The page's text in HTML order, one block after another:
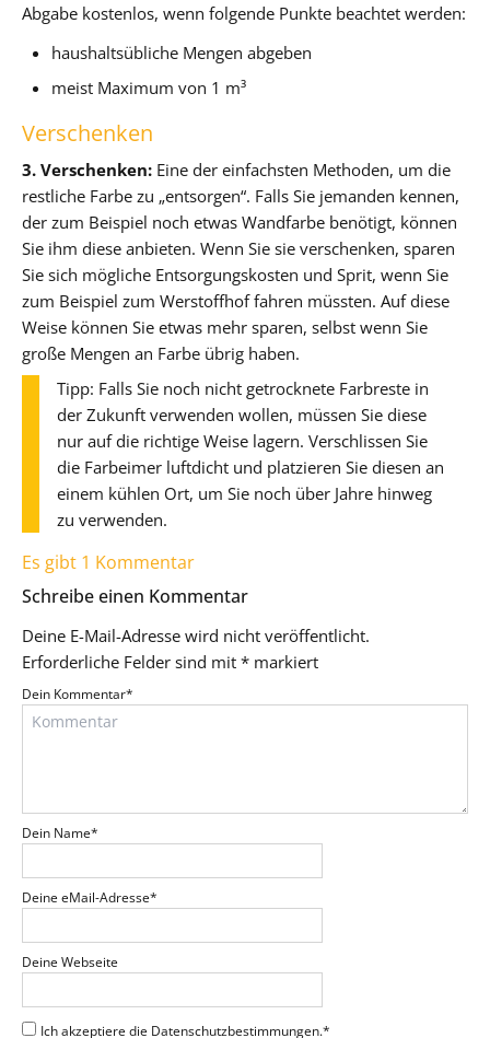
Abgabe kostenlos, wenn folgende Punkte beachtet werden:
haushaltsübliche Mengen abgeben
meist Maximum von 1 m³
Verschenken
3. Verschenken: Eine der einfachsten Methoden, um die
restliche Farbe zu „entsorgen“. Falls Sie jemanden kennen,
der zum Beispiel noch etwas Wandfarbe benötigt, können
Sie ihm diese anbieten. Wenn Sie sie verschenken, sparen
Sie sich mögliche Entsorgungskosten und Sprit, wenn Sie
zum Beispiel zum Werstoffhof fahren müssten. Auf diese
Weise können Sie etwas mehr sparen, selbst wenn Sie
große Mengen an Farbe übrig haben.
Tipp: Falls Sie noch nicht getrocknete Farbreste in
der Zukunft verwenden wollen, müssen Sie diese
nur auf die richtige Weise lagern. Verschlissen Sie
die Farbeimer luftdicht und platzieren Sie diesen an
einem kühlen Ort, um Sie noch über Jahre hinweg
zu verwenden.
Es gibt 1 Kommentar
Schreibe einen Kommentar
Deine E-Mail-Adresse wird nicht veröffentlicht.
Erforderliche Felder sind mit * markiert
Dein Kommentar*
Dein Name*
Deine eMail-Adresse*
Deine Webseite
Ich akzeptiere die Datenschutzbestimmungen.*